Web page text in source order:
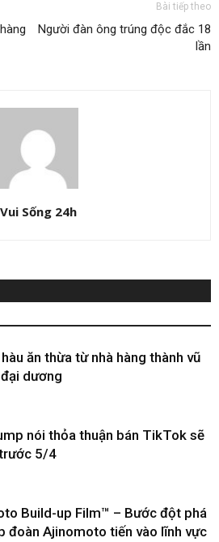
Bài tiếp theo
Người đàn ông trúng độc đắc 18
lần
Vui Sống 24h
ăn thừa từ nhà hàng thành vũ
dương
nói thỏa thuận bán TikTok sẽ
5/4
Build-up Film™ – Bước đột phá
đoàn Ajinomoto tiến vào lĩnh vực